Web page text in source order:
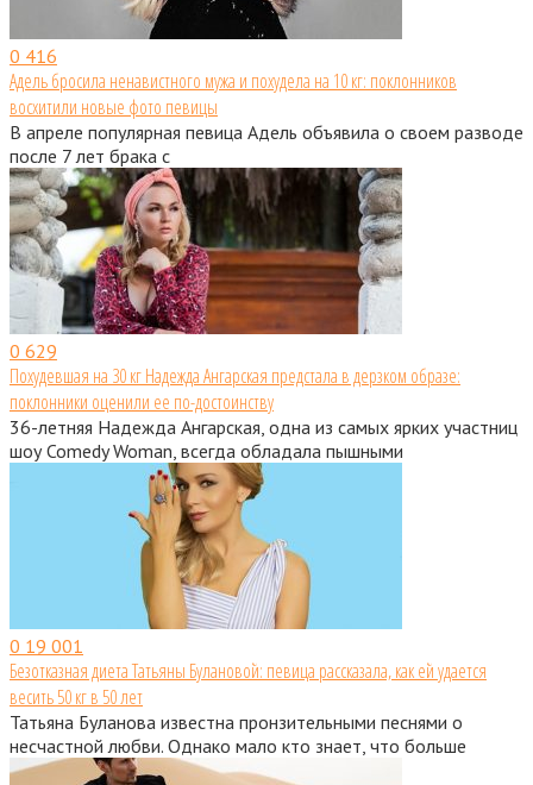
0 416
Адель бросила ненавистного мужа и похудела на 10 кг: поклонников
восхитили новые фото певицы
В апреле популярная певица Адель объявила о своем разводе
после 7 лет брака с
0 629
Похудевшая на 30 кг Надежда Ангарская предстала в дерзком образе:
поклонники оценили ее по-достоинству
36-летняя Надежда Ангарская, одна из самых ярких участниц
шоу Comedy Woman, всегда обладала пышными
0 19 001
Безотказная диета Татьяны Булановой: певица рассказала, как ей удается
весить 50 кг в 50 лет
Татьяна Буланова известна пронзительными песнями о
несчастной любви. Однако мало кто знает, что больше